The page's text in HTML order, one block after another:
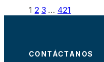
1 2 3 … 421
CONTÁCTANOS